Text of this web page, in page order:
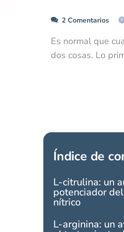
2 Comentarios
Es normal que
dos cosas. Lo
Índice de
L-citrulina: un
potenciador
nítrico
L-arginina: un